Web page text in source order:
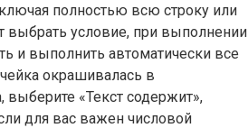
полностью всю строку или
выбрать условие, при выполнении
и выполнить автоматически все
окрашивалась в
«Текст содержит»,
для вас важен числовой